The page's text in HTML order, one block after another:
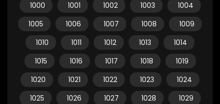
1000
1001 1002 1003
1004
1005
1006 1007 1008
1009
1010
1011 1012 1013
1014
1015
1016 1017 1018
1019
1020
1021 1022 1023
1024
1025
1026 1027 1028
1029